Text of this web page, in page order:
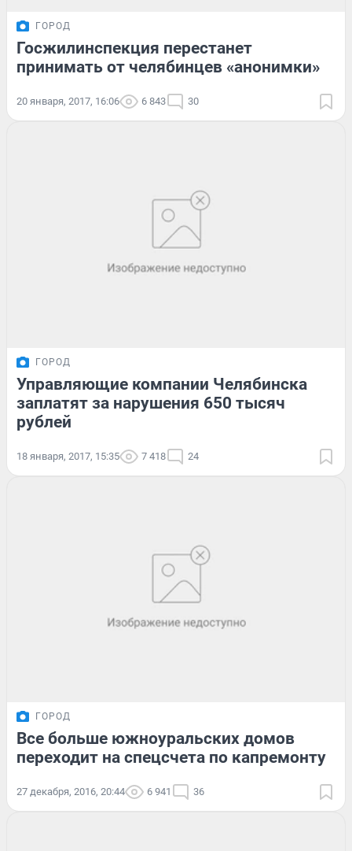
ГОРОД
Госжилинспекция перестанет
принимать от челябинцев «анонимки»
20 января, 2017, 16:06 6 843 30
ГОРОД
Управляющие компании Челябинска
заплатят за нарушения 650 тысяч
рублей
18 января, 2017, 15:35 7 418 24
ГОРОД
Все больше южноуральских домов
переходит на спецсчета по капремонту
27 декабря, 2016, 20:44 6 941 36